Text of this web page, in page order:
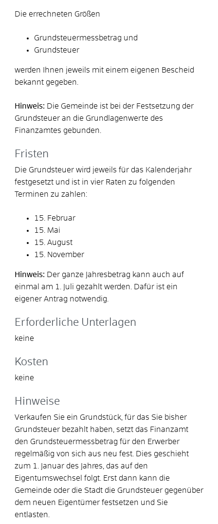
Die errechneten Größen
Grundsteuermessbetrag und
Grundsteuer
werden Ihnen jeweils mit einem eigenen Bescheid
bekannt gegeben.
Hinweis: Die Gemeinde ist bei der Festsetzung der
Grundsteuer an die Grundlagenwerte des
Finanzamtes gebunden.
Fristen
Die Grundsteuer wird jeweils für das Kalenderjahr
festgesetzt und ist in vier Raten zu folgenden
Terminen zu zahlen:
15. Februar
15. Mai
15. August
15. November
Hinweis: Der ganze Jahresbetrag kann auch auf
einmal am 1. Juli gezahlt werden. Dafür ist ein
eigener Antrag notwendig.
Erforderliche Unterlagen
keine
Kosten
keine
Hinweise
Verkaufen Sie ein Grundstück, für das Sie bisher
Grundsteuer bezahlt haben, setzt das Finanzamt
den Grundsteuermessbetrag für den Erwerber
regelmäßig von sich aus neu fest. Dies geschieht
zum 1. Januar des Jahres, das auf den
Eigentumswechsel folgt. Erst dann kann die
Gemeinde oder die Stadt die Grundsteuer gegenüber
dem neuen Eigentümer festsetzen und Sie
entlasten.